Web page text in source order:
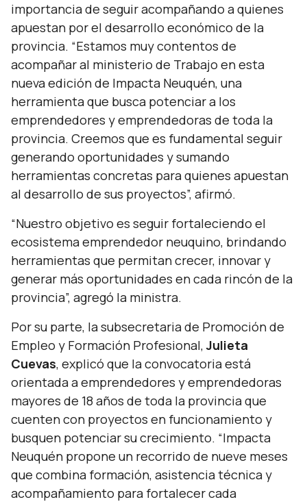
importancia de seguir acompañando a quienes
apuestan por el desarrollo económico de la
provincia. “Estamos muy contentos de
acompañar al ministerio de Trabajo en esta
nueva edición de Impacta Neuquén, una
herramienta que busca potenciar a los
emprendedores y emprendedoras de toda la
provincia. Creemos que es fundamental seguir
generando oportunidades y sumando
herramientas concretas para quienes apuestan
al desarrollo de sus proyectos”, afirmó.
“Nuestro objetivo es seguir fortaleciendo el
ecosistema emprendedor neuquino, brindando
herramientas que permitan crecer, innovar y
generar más oportunidades en cada rincón de la
provincia”, agregó la ministra.
Por su parte, la subsecretaria de Promoción de
Empleo y Formación Profesional,Julieta
Cuevas, explicó que la convocatoria está
orientada a emprendedores y emprendedoras
mayores de 18 años de toda la provincia que
cuenten con proyectos en funcionamiento y
busquen potenciar su crecimiento. “Impacta
Neuquén propone un recorrido de nueve meses
que combina formación, asistencia técnica y
acompañamiento para fortalecer cada